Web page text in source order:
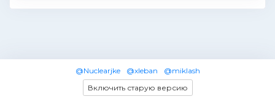
@Nuclearjke @xleban
@miklash
Включить старую версию